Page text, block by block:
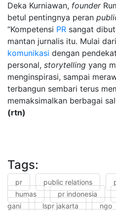
Deka Kurniawan, founder
betul pentingnya peran
“Kompetensi PR sangat
mantan jurnalis itu. Mulai
komunikasi dengan
personal, storytelling yang
menginspirasi, sampai
terbangun sembari terus
memaksimalkan berbagai
(rtn)
Tags:
pr public relations
humas
pr indonesia
gani
lspr jakarta ngo